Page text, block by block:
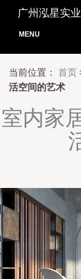
广州泓星实
MENU
当前位置： 首页
活空间的艺术
室内家